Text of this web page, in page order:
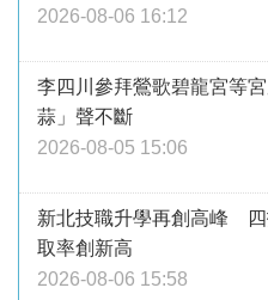
2026-08-06 16:12
李四川參拜鶯歌碧龍宮等
蒜」聲不斷
2026-08-05 15:06
新北技職升學再創高峰
取率創新高
2026-08-06 15:58